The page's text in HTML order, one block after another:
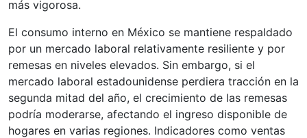
más vigorosa.
El consumo interno en México se mantiene respaldado
por un mercado laboral relativamente resiliente y por
remesas en niveles elevados. Sin embargo, si el
mercado laboral estadounidense perdiera tracción en la
segunda mitad del año, el crecimiento de las remesas
podría moderarse, afectando el ingreso disponible de
hogares en varias regiones. Indicadores como ventas